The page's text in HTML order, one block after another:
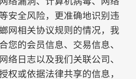
安全风险，更准确地识别违
网相关协议规则的情况， 我
您的会员信息、交易信息、
络日志以及我们关联公司、
权或依据法律共享的信息，